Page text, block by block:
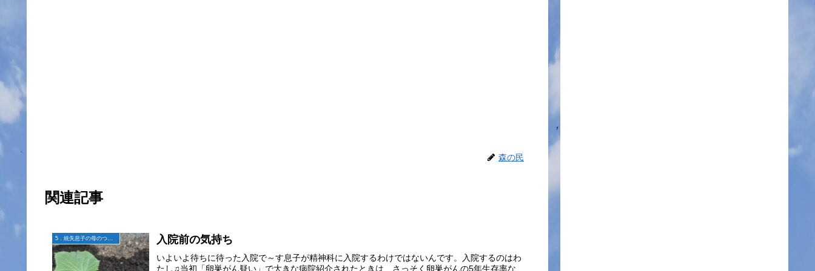
森の民
関連記事
入院前の気持ち
いよいよ待ちに待った入院で～す息子が精神科に入院するわけではないんです。入院するのはわ
たし♫当初「卵巣がん疑い」で大きな病院紹介されたときは、さっそく卵巣がんの5年生存率な